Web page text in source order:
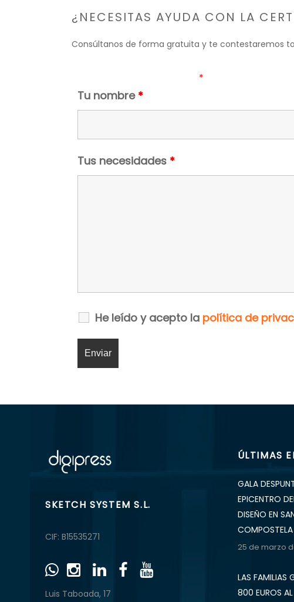
¿NECESITAS AYUDA CON LA
Consúltanos de forma gratuita y te contestaremos
*
Tu nombre *
Tus necesidades *
He leído y acepto la política de
SKETCH SYSTEM S.L.
CIF: B15535271
Luis Taboada, 17
ÚLTIMAS
GALA
EPICENTRO
DISEÑO EN
COMPOSTELA
25 de marzo
LAS FAMILIAS
800 EUROS